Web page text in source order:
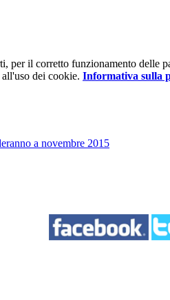
per il corretto funzionamento delle
dei cookie. Informativa sulla
a novembre 2015